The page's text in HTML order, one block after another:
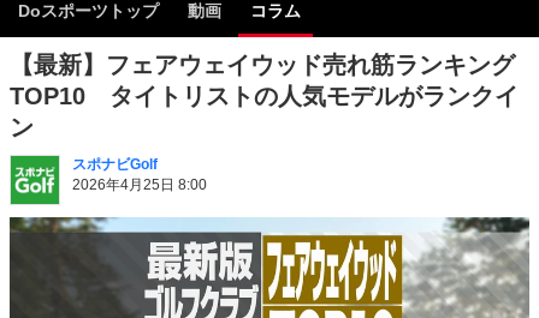
Doスポーツトップ 動画 コラム
【最新】フェアウェイウッド売れ筋ランキング
TOP10 タイトリストの人気モデルがランクイ
ン
スポナビGolf
2026年4月25日 8:00